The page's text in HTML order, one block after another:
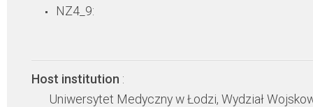
NZ4_9:
Host institution :
Uniwersytet Medyczny w Łodzi, Wydział